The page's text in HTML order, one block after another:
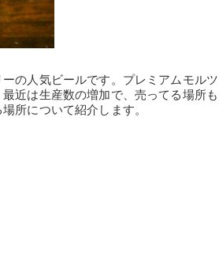
の人気ビールです。プレミアムモルツ
近は生産数の増加で、売ってる場所も
所について紹介します。